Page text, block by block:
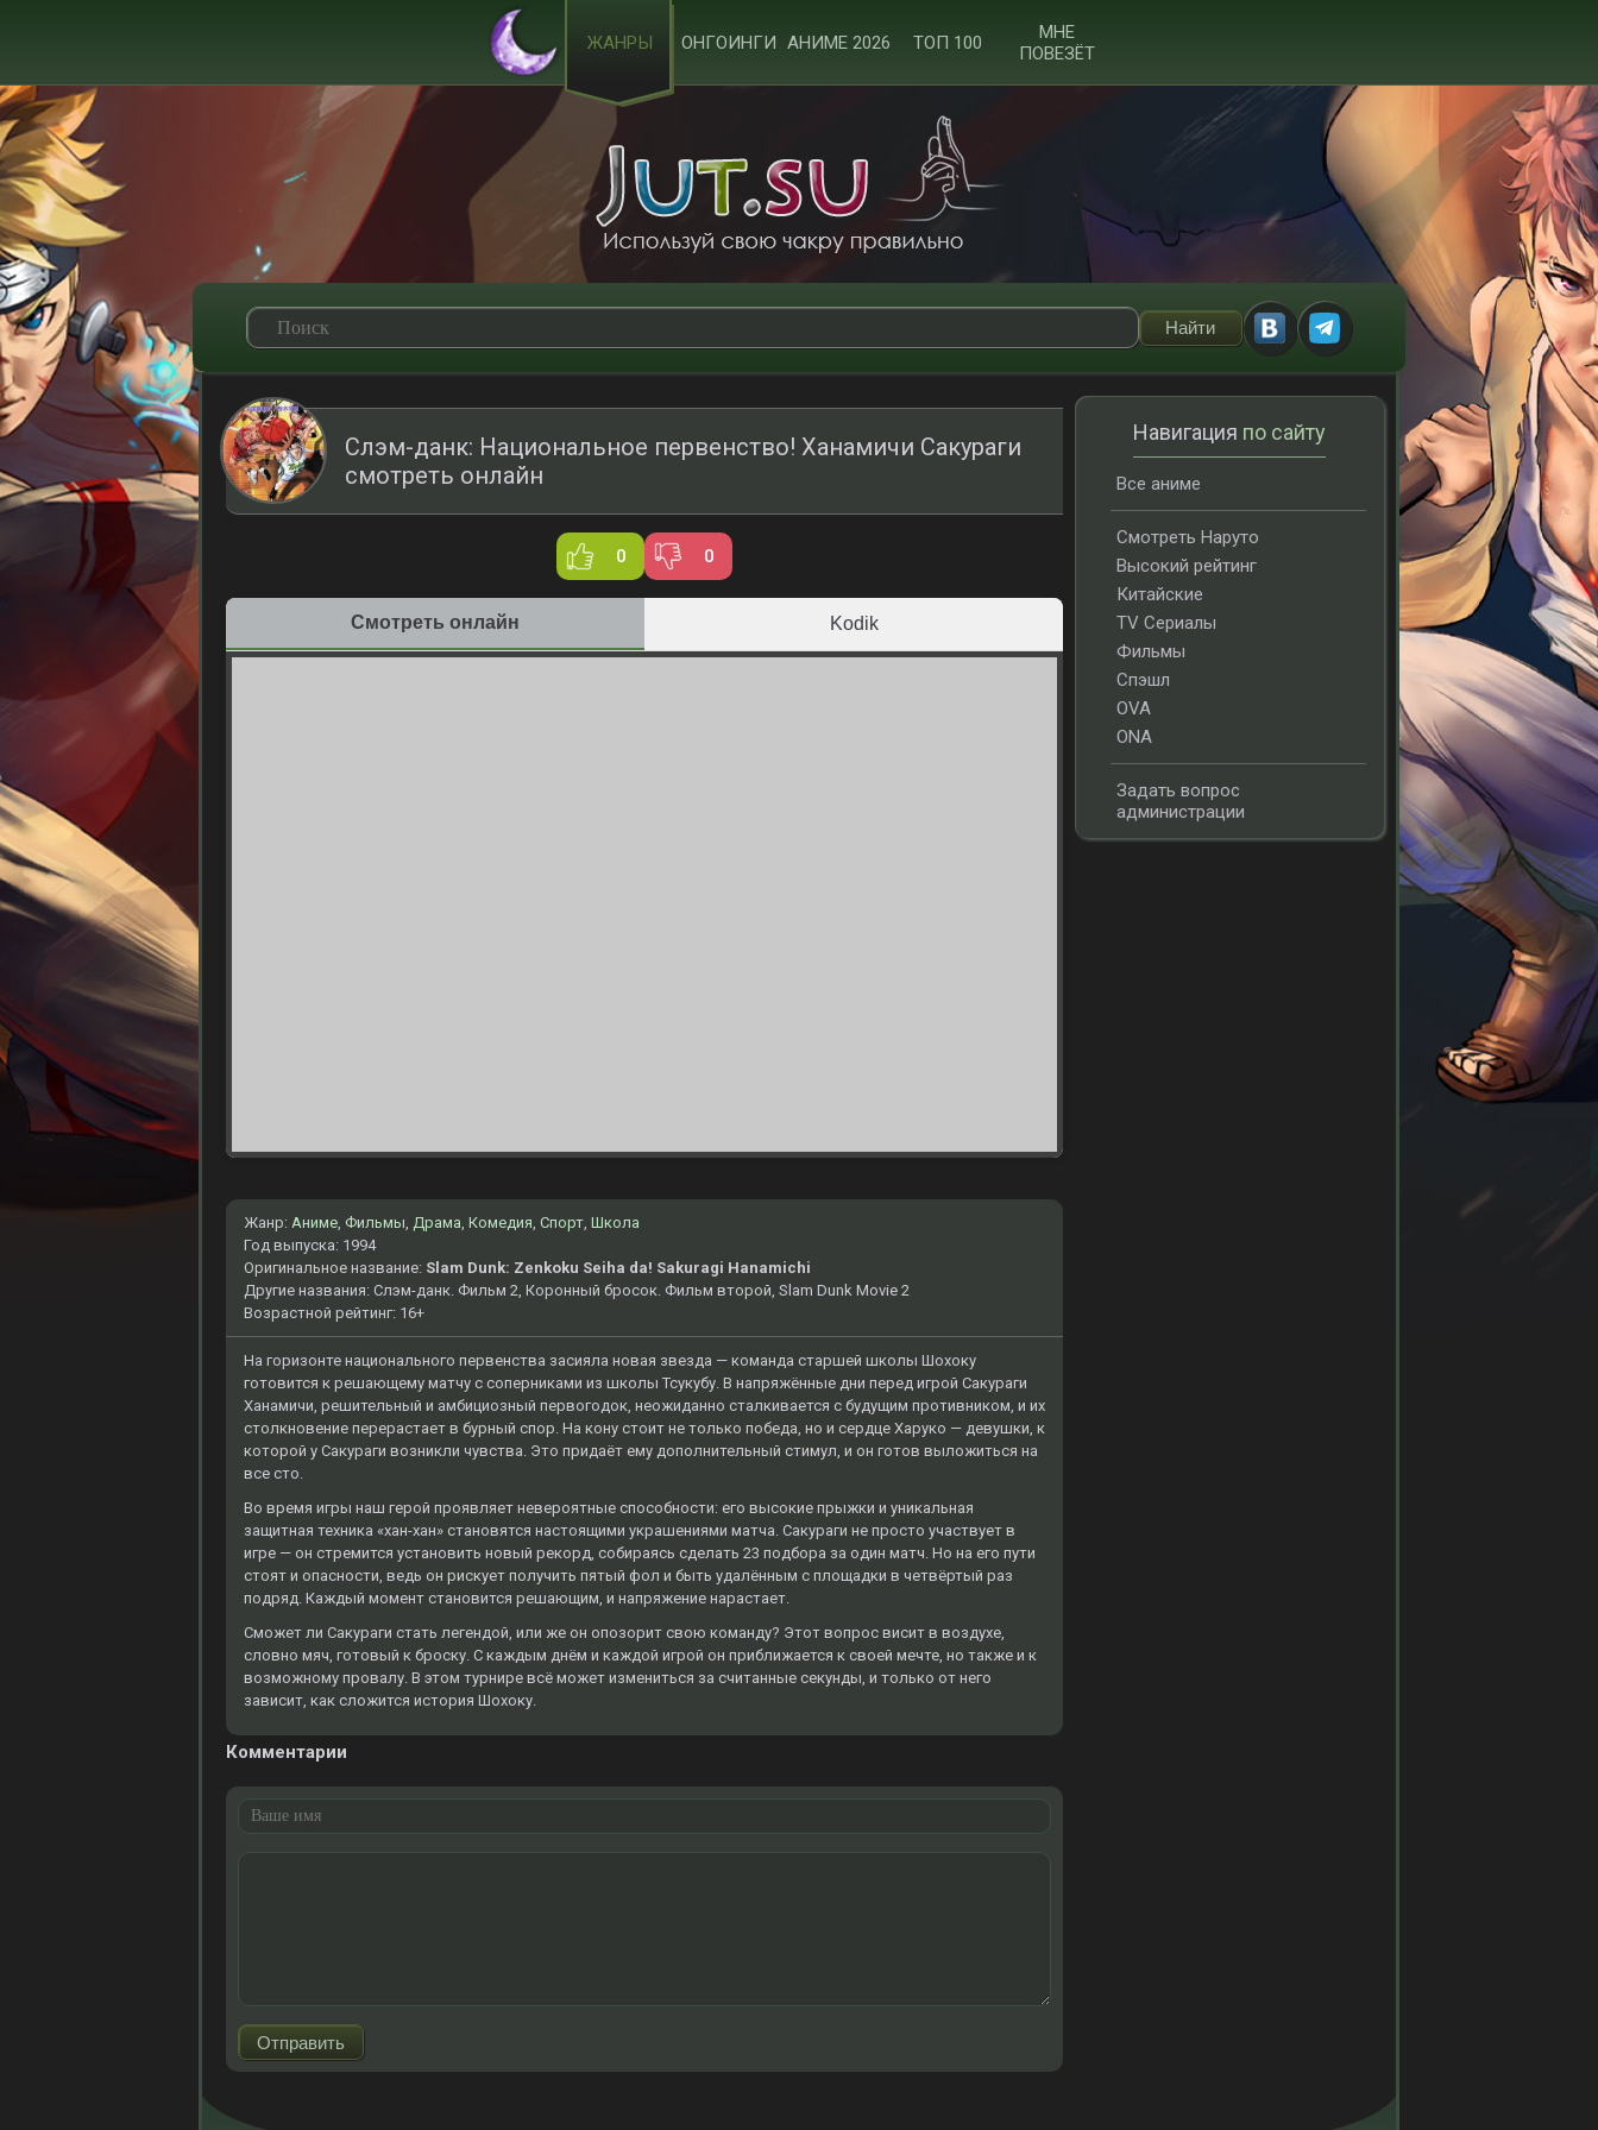
ЖАНРЫ ОНГОИНГИ АНИМЕ 2026 ТОП 100
МНЕ
ПОВЕЗЁТ
Слэм-данк: Национальное первенство! Ханамичи Сакураги
смотреть онлайн
0 0
Смотреть онлайн Kodik
Жанр: Аниме, Фильмы, Драма, Комедия, Спорт, Школа
Год выпуска: 1994
Оригинальное название: Slam Dunk: Zenkoku Seiha da! Sakuragi Hanamichi
Другие названия: Слэм-данк. Фильм 2, Коронный бросок. Фильм второй, Slam Dunk Movie 2
Возрастной рейтинг: 16+
На горизонте национального первенства засияла новая звезда — команда старшей школы Шохоку
готовится к решающему матчу с соперниками из школы Тсукубу. В напряжённые дни перед игрой Сакураги
Ханамичи, решительный и амбициозный первогодок, неожиданно сталкивается с будущим противником, и их
столкновение перерастает в бурный спор. На кону стоит не только победа, но и сердце Харуко — девушки, к
которой у Сакураги возникли чувства. Это придаёт ему дополнительный стимул, и он готов выложиться на
все сто.
Во время игры наш герой проявляет невероятные способности: его высокие прыжки и уникальная
защитная техника «хан-хан» становятся настоящими украшениями матча. Сакураги не просто участвует в
игре — он стремится установить новый рекорд, собираясь сделать 23 подбора за один матч. Но на его пути
стоят и опасности, ведь он рискует получить пятый фол и быть удалённым с площадки в четвёртый раз
подряд. Каждый момент становится решающим, и напряжение нарастает.
Сможет ли Сакураги стать легендой, или же он опозорит свою команду? Этот вопрос висит в воздухе,
словно мяч, готовый к броску. С каждым днём и каждой игрой он приближается к своей мечте, но также и к
возможному провалу. В этом турнире всё может измениться за считанные секунды, и только от него
зависит, как сложится история Шохоку.
Комментарии
Навигация по сайту
Все аниме
Смотреть Наруто
Высокий рейтинг
Китайские
TV Сериалы
Фильмы
Спэшл
OVA
ONA
Задать вопрос
администрации